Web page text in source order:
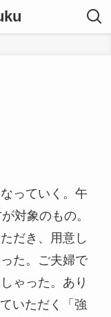
っていく。午
対象のもの。
だき、用意し
た。ご夫婦で
ゃった。あり
いただく「強